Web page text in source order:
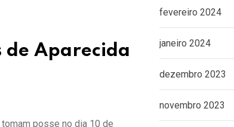
de Aparecida
posse no dia 10 de
fevereiro 2024
janeiro 2024
dezembro 2023
novembro 2023